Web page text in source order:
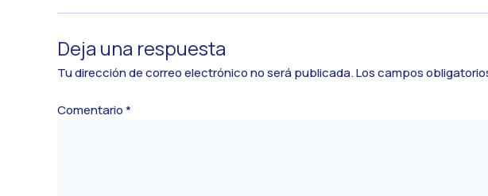
Deja una respuesta
Tu dirección de correo electrónico no será publicada.Los campos
Comentario*